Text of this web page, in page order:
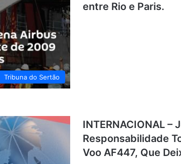
Tribuna do Sertão
entre Rio e Paris.
INTERNACIONAL –
Responsabilidade
Voo AF447, Que